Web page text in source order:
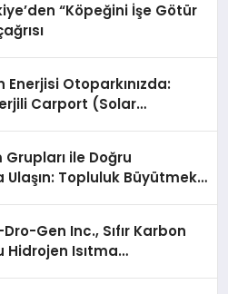
“Köpeğini İşe Götür
Enerjisi Otoparkınızda:
Carport (Solar
ile Doğru
Ulaşın: Topluluk Büyütmek
Gen Inc., Sıfır Karbon
Hidrojen Isıtma